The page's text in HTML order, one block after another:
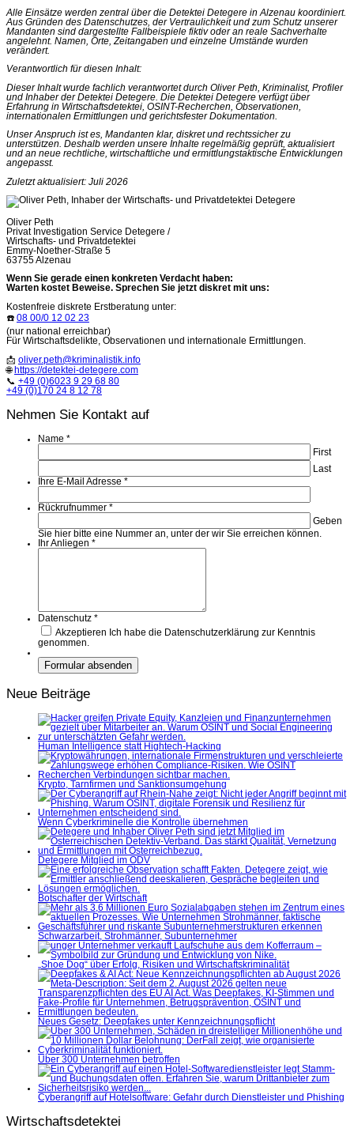
Alle Einsätze werden zentral über die Detektei Detegere in Alzenau koordiniert.
Aus Gründen des Datenschutzes, der Vertraulichkeit und zum Schutz unserer
Mandanten sind dargestellte Fallbeispiele fiktiv oder an reale Sachverhalte
angelehnt. Namen, Orte, Zeitangaben und einzelne Umstände wurden
verändert.
Verantwortlich für diesen Inhalt:
Dieser Inhalt wurde fachlich verantwortet durch Oliver Peth, Kriminalist, Profiler
und Inhaber der Detektei Detegere. Die Detektei Detegere verfügt über
Erfahrung in Wirtschaftsdetektei, OSINT-Recherchen, Observationen,
internationalen Ermittlungen und gerichtsfester Dokumentation.
Unser Anspruch ist es, Mandanten klar, diskret und rechtssicher zu
unterstützen. Deshalb werden unsere Inhalte regelmäßig geprüft, aktualisiert
und an neue rechtliche, wirtschaftliche und ermittlungstaktische Entwicklungen
angepasst.
Zuletzt aktualisiert: Juli 2026
Oliver Peth
Privat Investigation Service Detegere /
Wirtschafts- und Privatdetektei
Emmy-Noether-Straße 5
63755 Alzenau
Wenn Sie gerade einen konkreten Verdacht haben:
Warten kostet Beweise. Sprechen Sie jetzt diskret mit uns:
Kostenfreie diskrete Erstberatung unter:
☎️ 08 00/0 12 02 23
(nur national erreichbar)
Für Wirtschaftsdelikte, Observationen und internationale Ermittlungen.
📩 oliver.peth@kriminalistik.info
🌐 https://detektei-detegere.com
📞 +49 (0)6023 9 29 68 80
+49 (0)170 24 8 12 78
Nehmen Sie Kontakt auf
Name *
First
Last
Ihre E-Mail Adresse *
Rückrufnummer *
Geben
Sie hier bitte eine Nummer an, unter der wir Sie erreichen können.
Ihr Anliegen *
Datenschutz *
Akzeptieren Ich habe die Datenschutzerklärung zur Kenntnis
genommen.
Neue Beiträge
Human Intelligence statt Hightech-Hacking
Krypto, Tarnfirmen und Sanktionsumgehung
Wenn Cyberkriminelle die Kontrolle übernehmen
Detegere Mitglied im ÖDV
Botschafter der Wirtschaft
Schwarzarbeit, Strohmänner, Subunternehmer
„Shoe Dog“ über Erfolg, Risiken und Wirtschaftskriminalität
Neues Gesetz: Deepfakes unter Kennzeichnungspflicht
Über 300 Unternehmen betroffen
Cyberangriff auf Hotelsoftware: Gefahr durch Dienstleister und Phishing
Wirtschaftsdetektei